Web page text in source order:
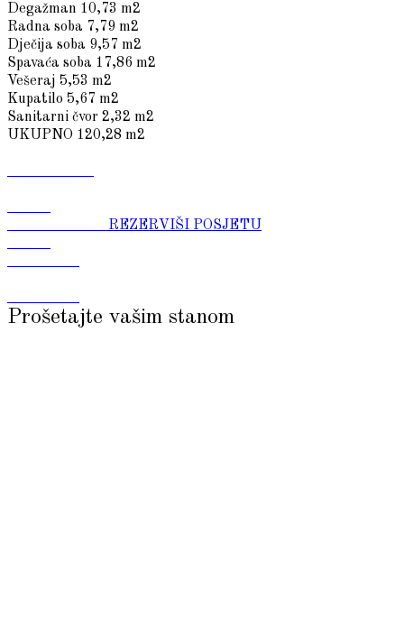
Degažman 10,73 m2
Radna soba 7,79 m2
Dječija soba 9,57 m2
Spavaća soba 17,86 m2
Vešeraj 5,53 m2
Kupatilo 5,67 m2
Sanitarni čvor 2,32 m2
UKUPNO 120,28 m2
REZERVIŠI POSJETU
Prošetajte vašim stanom